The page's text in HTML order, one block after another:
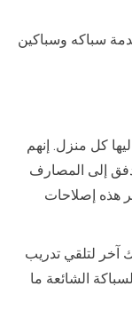
سباكه وسباكين
كل منزل. إنهم
إلى المصارف
هذه إصلاحات
آخر لتلقي تدريب
الشائعة ما